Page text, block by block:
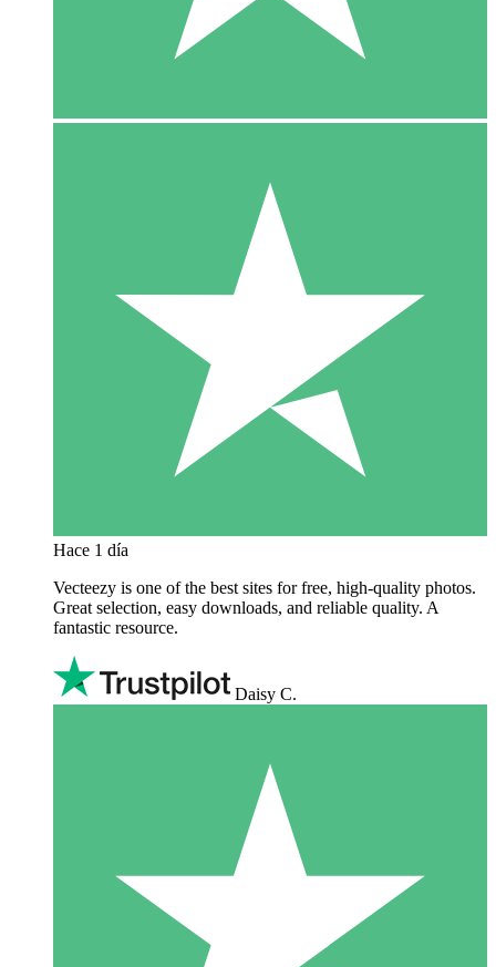
Hace 1 día
Vecteezy is one of the best sites for free, high‑quality photos.
Great selection, easy downloads, and reliable quality. A
fantastic resource.
Daisy C.